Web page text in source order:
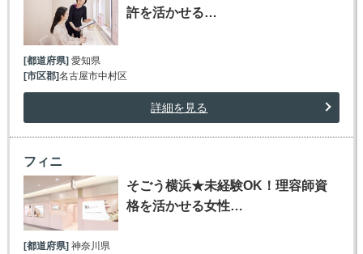
許を活かせる…
[都道府県]愛知県
[市区郡]名古屋市中村区
詳細を見る
フィニ
そごう横浜★未経験OK！理容師資
格を活かせる女性…
[都道府県]神奈川県